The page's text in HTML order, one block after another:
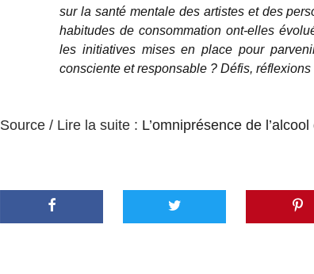
sur la santé mentale des artistes et des
habitudes de consommation ont-elles
les initiatives mises en place pour
consciente et responsable ? Défis, réflexions
Source / Lire la suite : L’omniprésence de